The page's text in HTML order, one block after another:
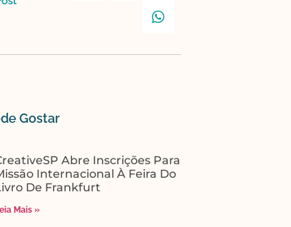
Gostar​
Abre Inscrições Para
Internacional À Feira Do
De Frankfurt
Mais »